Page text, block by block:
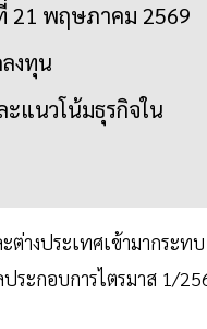
21 พฤษภาคม 2569
งทุน
แนวโน้มธุรกิจใน
างประเทศเข้ามากระทบ
ะกอบการไตรมาส 1/